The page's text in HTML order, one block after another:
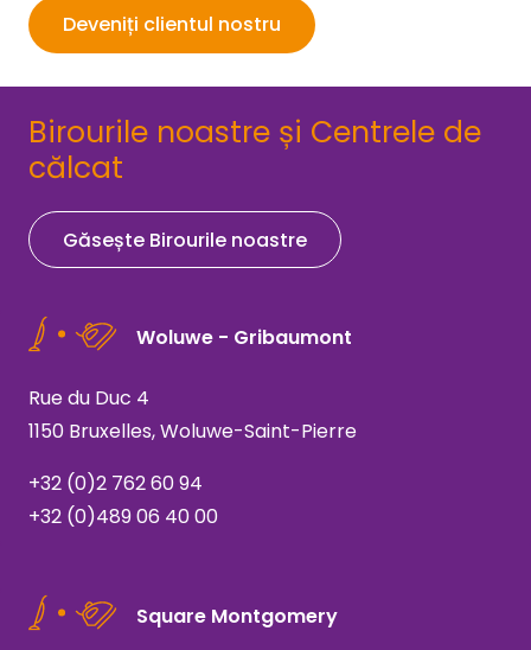
Deveniți clientul nostru
Birourile noastre și Centrele de
călcat
Găsește Birourile noastre
Woluwe - Gribaumont
Rue du Duc 4
1150 Bruxelles, Woluwe-Saint-Pierre
+32 (0)2 762 60 94
+32 (0)489 06 40 00
Square Montgomery